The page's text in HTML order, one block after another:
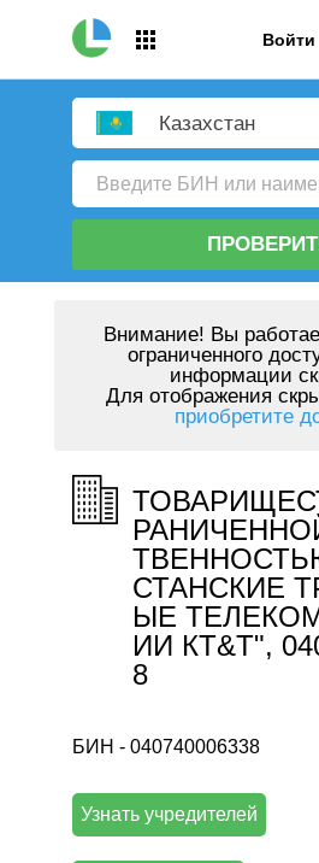
Войти
Казахстан
Внимание! Вы
ограниченного
информации
Для отображения
приобретите
СТАНСКИЕ
ЫЕ
ИИ КТ&Т",
8
БИН - 040740006338
Узнать учредителей